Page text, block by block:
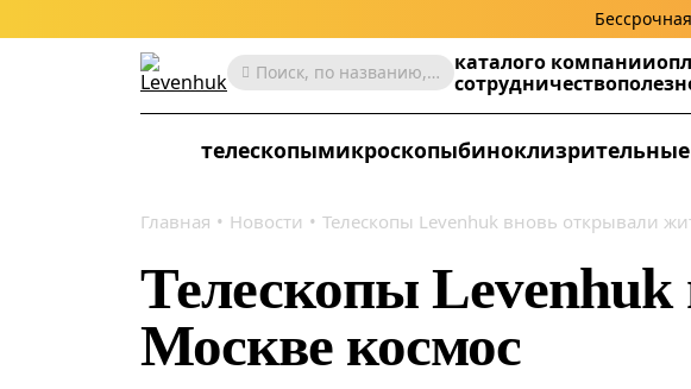
Поиск, по названию, артикулу, категории и др. каталого компании
сотрудничество
телескопымикроскопыбинокли
Главная Новости Телескопы Levenhuk вновь открывали
Телескопы
Москве космос